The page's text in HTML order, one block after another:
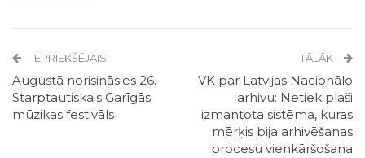
IEPRIEKŠĒJAIS
Augustā norisināsies 26.
Starptautiskais Garīgās
mūzikas festivāls
TĀLĀK
VK par Latvijas Nacionālo
arhivu: Netiek plaši
izmantota sistēma, kuras
mērķis bija arhivēšanas
procesu vienkāršošana